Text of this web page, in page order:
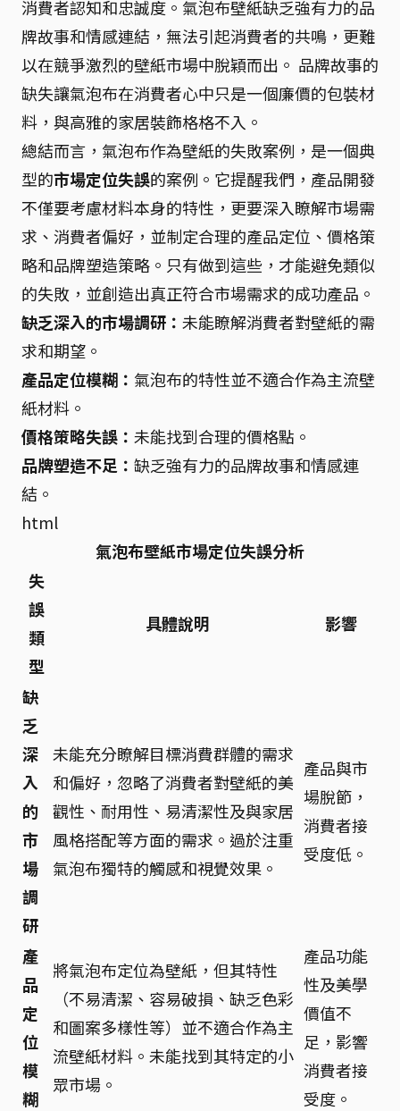
消費者認知和忠誠度。氣泡布壁紙缺乏強有力的品
牌故事和情感連結，無法引起消費者的共鳴，更難
以在競爭激烈的壁紙市場中脫穎而出。 品牌故事的
缺失讓氣泡布在消費者心中只是一個廉價的包裝材
料，與高雅的家居裝飾格格不入。
總結而言，氣泡布作為壁紙的失敗案例，是一個典
型的市場定位失誤的案例。它提醒我們，產品開發
不僅要考慮材料本身的特性，更要深入瞭解市場需
求、消費者偏好，並制定合理的產品定位、價格策
略和品牌塑造策略。只有做到這些，才能避免類似
的失敗，並創造出真正符合市場需求的成功產品。
缺乏深入的市場調研： 未能瞭解消費者對壁紙的需
求和期望。
產品定位模糊： 氣泡布的特性並不適合作為主流壁
紙材料。
價格策略失誤： 未能找到合理的價格點。
品牌塑造不足： 缺乏強有力的品牌故事和情感連
結。
html
氣泡布壁紙市場定位失誤分析
失
誤
類
型
具體說明 影響
缺
乏
深
入
的
市
場
調
研
未能充分瞭解目標消費群體的需求
和偏好，忽略了消費者對壁紙的美
觀性、耐用性、易清潔性及與家居
風格搭配等方面的需求。過於注重
氣泡布獨特的觸感和視覺效果。
產品與市
場脫節，
消費者接
受度低。
產
品
定
位
模
糊
將氣泡布定位為壁紙，但其特性
（不易清潔、容易破損、缺乏色彩
和圖案多樣性等）並不適合作為主
流壁紙材料。未能找到其特定的小
眾市場。
產品功能
性及美學
價值不
足，影響
消費者接
受度。